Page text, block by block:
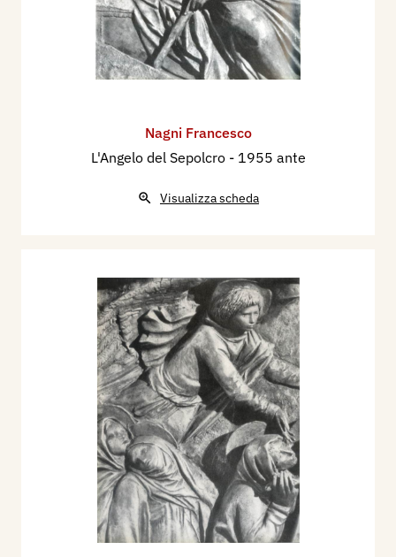
Nagni Francesco
L'Angelo del Sepolcro - 1955 ante
Visualizza scheda